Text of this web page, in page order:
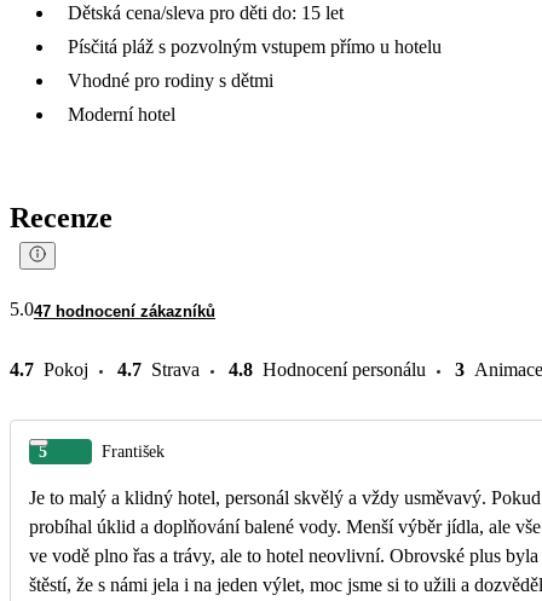
Dětská cena/sleva pro děti do: 15 let
Písčitá pláž s pozvolným vstupem přímo u hotelu
Vhodné pro rodiny s dětmi
Moderní hotel
Recenze
5.047 hodnocení zákazníků
4.7 Pokoj 4.7 Strava 4.8 Hodnocení personálu 3 Animace
5 František
Je to malý a klidný hotel, personál skvělý a vždy usměvavý.
probíhal úklid a doplňování balené vody. Menší výběr jídla, ale
ve vodě plno řas a trávy, ale to hotel neovlivní. Obrovské plus
štěstí, že s námi jela i na jeden výlet, moc jsme si to užili a